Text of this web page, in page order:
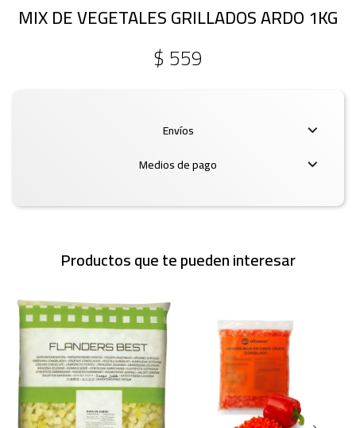
MIX DE VEGETALES GRILLADOS ARDO 1KG
$559
Envíos
Medios de pago
Productos que te pueden interesar